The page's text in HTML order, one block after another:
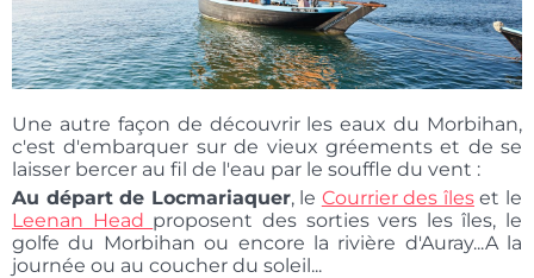
Une autre façon de découvrir les eaux du Morbihan,
c'est d'embarquer sur de vieux gréements et de se
laisser bercer au fil de l'eau par le souffle du vent :
Au départ de Locmariaquer, le Courrier des îleset le
Leenan Head proposent des sorties vers les îles, le
golfe du Morbihan ou encore la rivière d'Auray...A la
journée ou au coucher du soleil...